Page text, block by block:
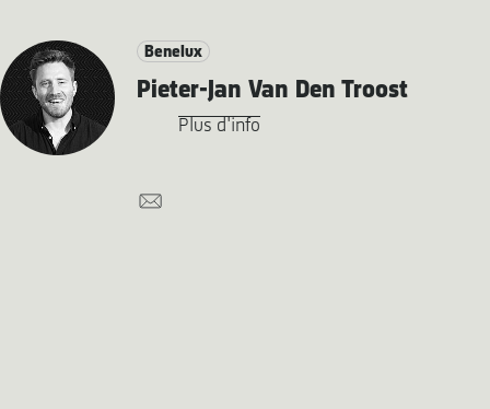
Benelux
Pieter-Jan Van Den Troost
Plus d'info